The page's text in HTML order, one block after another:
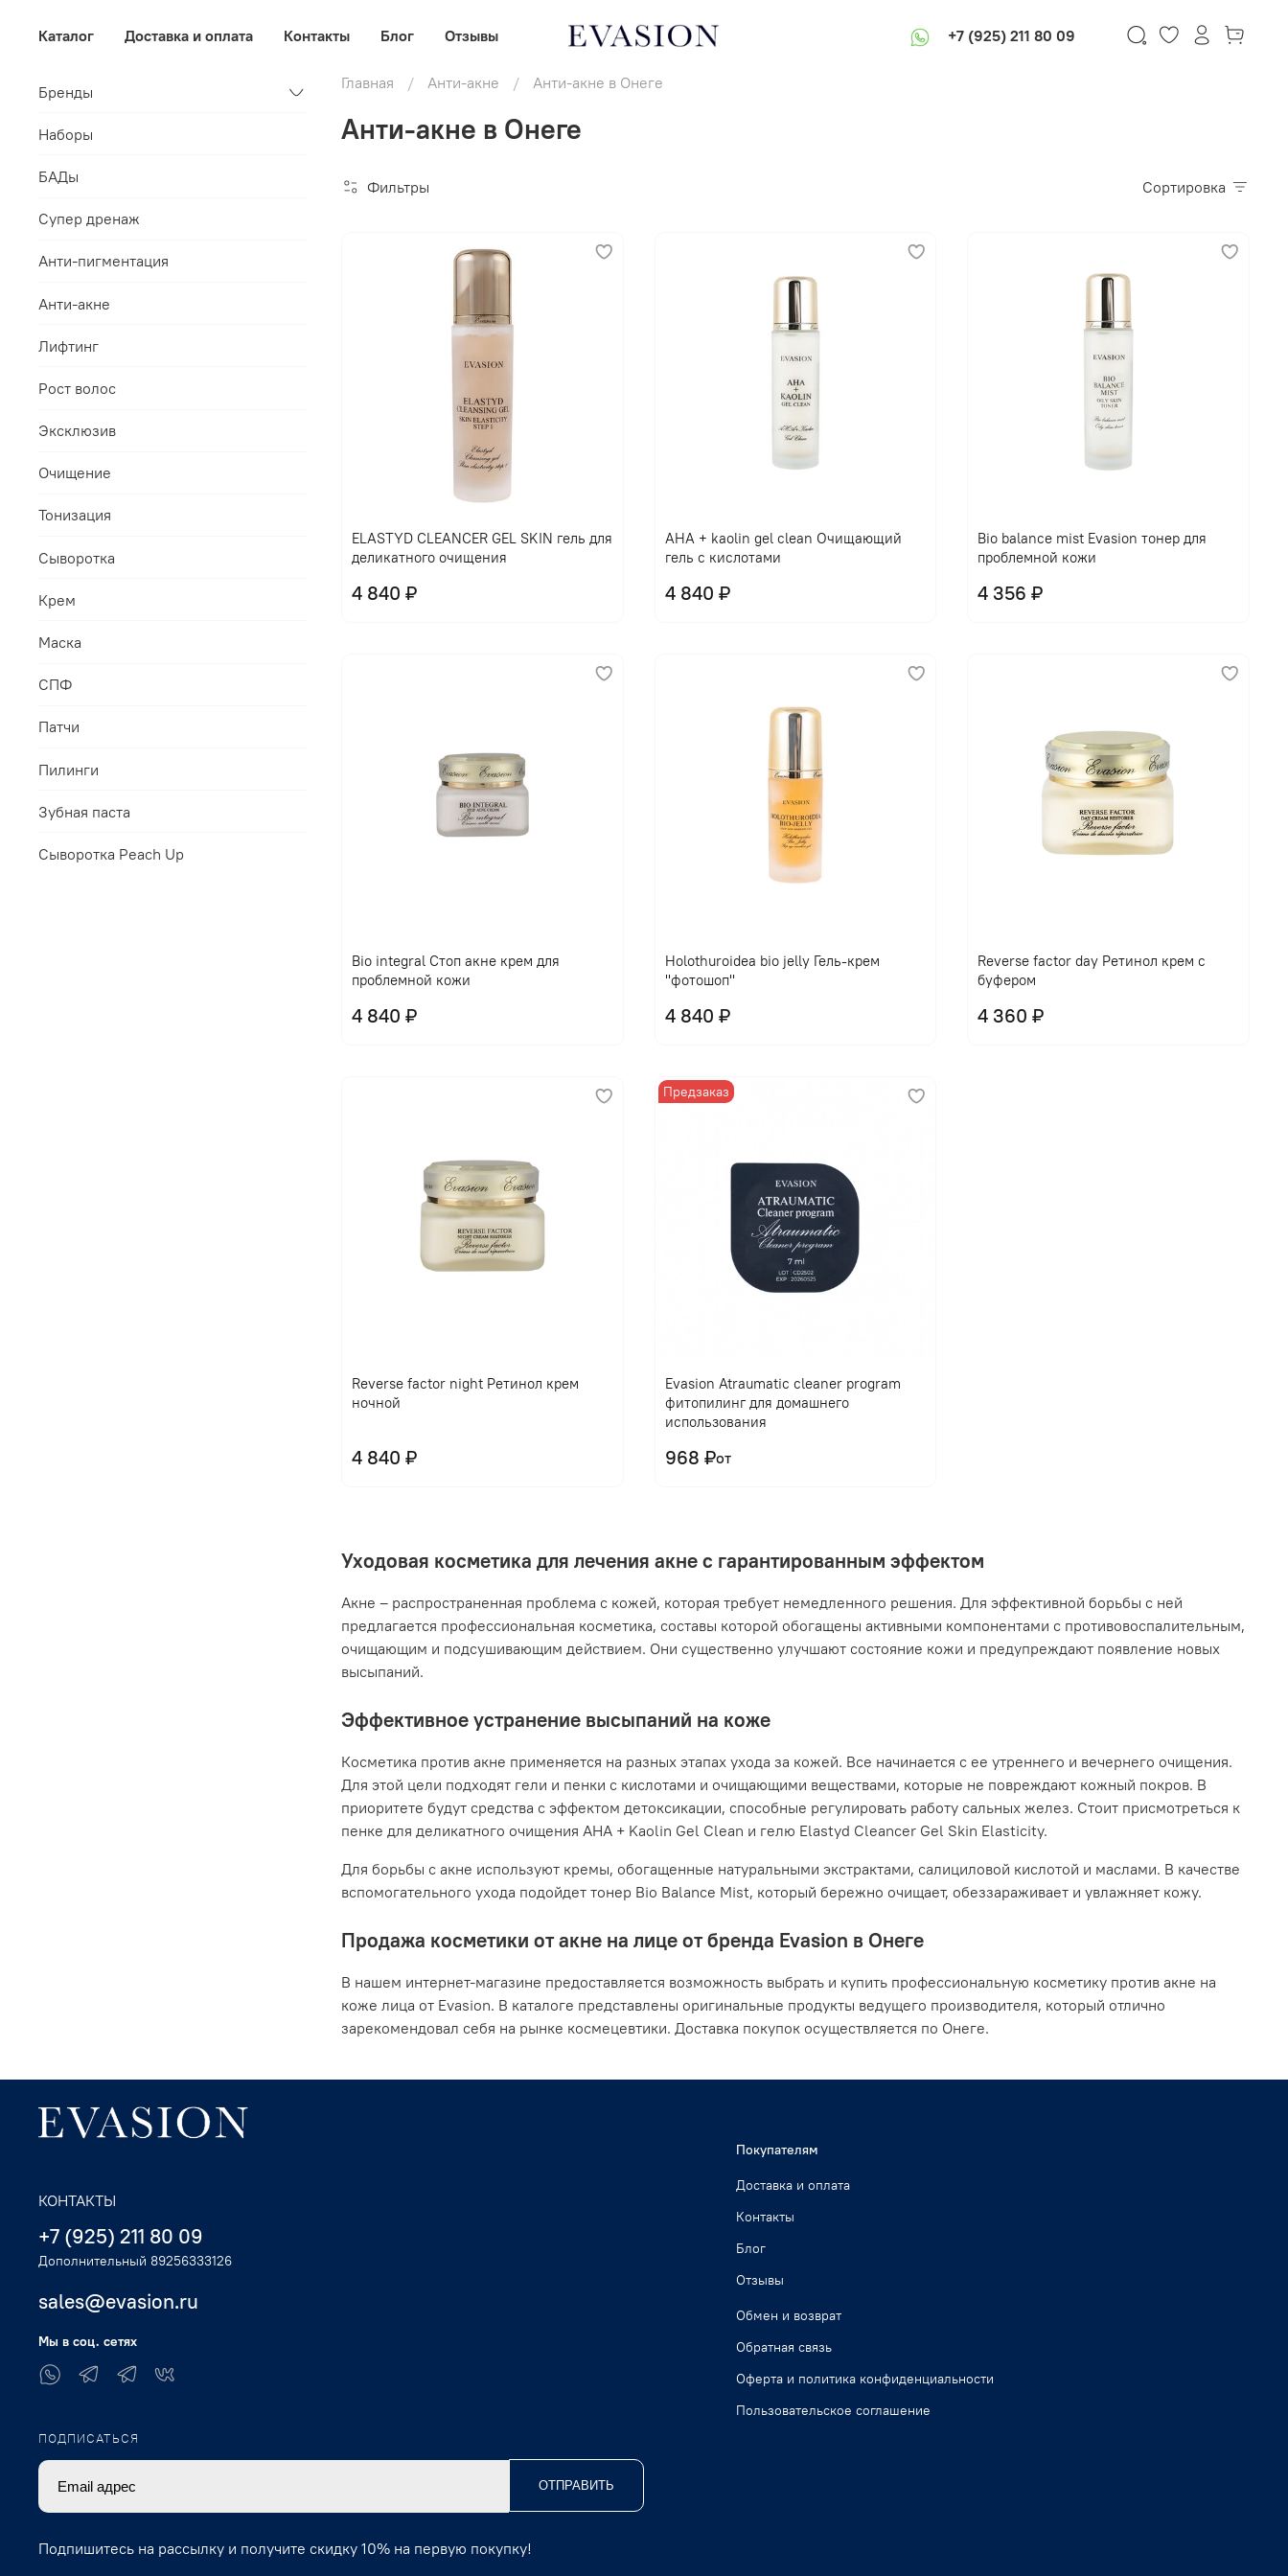
Каталог Доставка и оплата Контакты Блог Отзывы +7 (925) 211 80 09
Главная Анти-акне Анти-акне в Онеге
Анти-акне в Онеге
Фильтры Сортировка
ELASTYD CLEANCER GEL SKIN гель для
деликатного очищения
4 840 ₽
В корзину
AHA + kaolin gel clean Очищающий
гель с кислотами
4 840 ₽
Bio balance mist Evasion тонер для
проблемной кожи
4 356 ₽
Bio integral Стоп акне крем для
проблемной кожи
4 840 ₽
Holothuroidea bio jelly Гель-крем
"фотошоп"
4 840 ₽
Reverse factor day Ретинол крем с
буфером
4 360 ₽
Reverse factor night Ретинол крем
ночной
4 840 ₽
Предзаказ
Evasion Atraumatic cleaner program
фитопилинг для домашнего
использования
от
968 ₽
Уходовая косметика для лечения акне с гарантированным эффектом
Акне – распространенная проблема с кожей, которая требует немедленного решения. Для эффективной борьбы с ней
предлагается профессиональная косметика, составы которой обогащены активными компонентами с противовоспалительным,
очищающим и подсушивающим действием. Они существенно улучшают состояние кожи и предупреждают появление новых
высыпаний.
Эффективное устранение высыпаний на коже
Косметика против акне применяется на разных этапах ухода за кожей. Все начинается с ее утреннего и вечернего очищения.
Для этой цели подходят гели и пенки с кислотами и очищающими веществами, которые не повреждают кожный покров. В
приоритете будут средства с эффектом детоксикации, способные регулировать работу сальных желез. Стоит присмотреться к
пенке для деликатного очищения AHA + Kaolin Gel Clean и гелю Elastyd Cleancer Gel Skin Elasticity.
Для борьбы с акне используют кремы, обогащенные натуральными экстрактами, салициловой кислотой и маслами. В качестве
вспомогательного ухода подойдет тонер Bio Balance Mist, который бережно очищает, обеззараживает и увлажняет кожу.
Продажа косметики от акне на лице от бренда Evasion в Онеге
В нашем интернет-магазине предоставляется возможность выбрать и купить профессиональную косметику против акне на
коже лица от Evasion. В каталоге представлены оригинальные продукты ведущего производителя, который отлично
зарекомендовал себя на рынке космецевтики. Доставка покупок осуществляется по Онеге.
Бренды
Наборы
БАДы
Супер дренаж
Анти-пигментация
Анти-акне
Лифтинг
Рост волос
Эксклюзив
Очищение
Тонизация
Сыворотка
Крем
Маска
СПФ
Патчи
Пилинги
Зубная паста
Сыворотка Peach Up
Покупателям
Доставка и оплата
Контакты
Блог
Отзывы
Обмен и возврат
Обратная связь
Оферта и политика конфиденциальности
Пользовательское соглашение
КОНТАКТЫ
+7 (925) 211 80 09
Дополнительный 89256333126
sales@evasion.ru
Мы в соц. сетях
ПОДПИСАТЬСЯ
ОТПРАВИТЬ
Подпишитесь на рассылку и получите скидку 10% на первую покупку!